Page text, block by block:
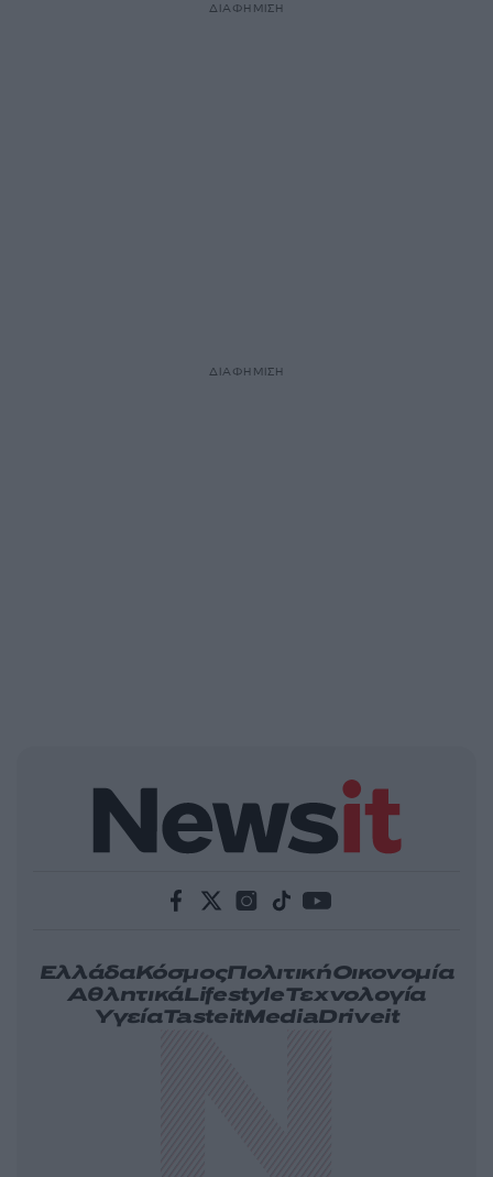
ΔΙΑΦΗΜΙΣΗ
ΔΙΑΦΗΜΙΣΗ
ΕλλάδαΚόσμοςΠολιτικήΟικονομία
ΑθλητικάLifestyleΤεχνολογία
ΥγείαTasteitMediaDriveit